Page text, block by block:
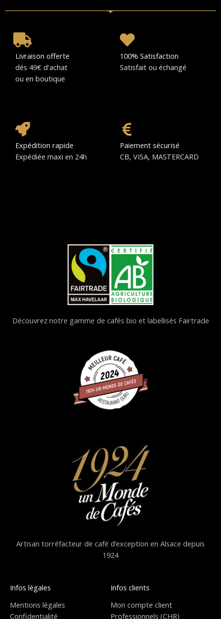
Livraison offerte
dés 49€ d'achat
ou en boutique
100% Satisfaction
Satisfait ou échangé
Expédition rapide
Expédiée maxi en 24h
Paiement sécurisé
CB, VISA, MASTERCARD
Découvrez notre gamme de cafés bio et labellisés Fairtrade
Artisan torréfacteur de café d’exception en Alsace depuis
1924
Infos légales
Mentions légales
Confidentialité
Infos clients
Mon compte client
Professionnels (CHR)